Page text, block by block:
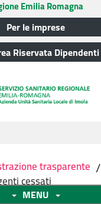
Emilia Romagna
Per le imprese
Riservata Dipendenti
trasparente /
cessati
MENU